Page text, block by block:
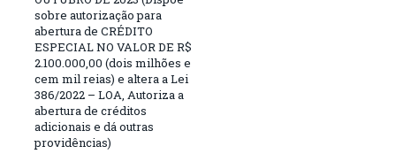
sobre autorização para
abertura de CRÉDITO
ESPECIAL NO VALOR DE R$
2.100.000,00 (dois milhões e
cem mil reias) e altera a Lei
386/2022 – LOA, Autoriza a
abertura de créditos
adicionais e dá outras
providências)